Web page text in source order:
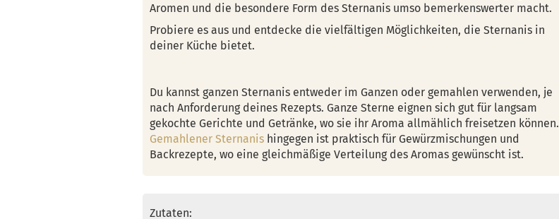
Aromen und die besondere Form des Sternanis umso bemerkenswerter macht.
Probiere es aus und entdecke die vielfältigen Möglichkeiten, die Sternanis in
deiner Küche bietet.
Du kannst ganzen Sternanis entweder im Ganzen oder gemahlen verwenden, je
nach Anforderung deines Rezepts. Ganze Sterne eignen sich gut für langsam
gekochte Gerichte und Getränke, wo sie ihr Aroma allmählich freisetzen können.
Gemahlener Sternanis hingegen ist praktisch für Gewürzmischungen und
Backrezepte, wo eine gleichmäßige Verteilung des Aromas gewünscht ist.
Zutaten: